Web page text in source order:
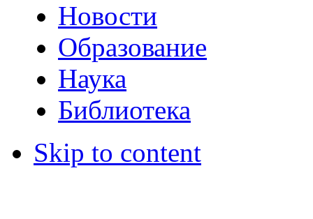
Новости
Образование
Наука
Библиотека
Skip to content